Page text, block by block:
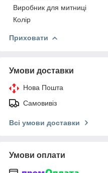
Виробник для митниці
Колір
Приховати
Умови доставки
Нова Пошта
Самовивіз
Всі умови доставки
Умови оплати